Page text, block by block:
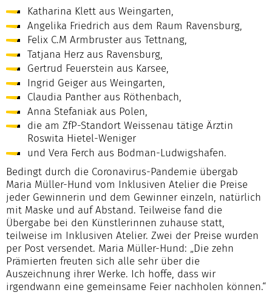
Katharina Klett aus Weingarten,
Angelika Friedrich aus dem Raum Ravensburg,
Felix C.M Armbruster aus Tettnang,
Tatjana Herz aus Ravensburg,
Gertrud Feuerstein aus Karsee,
Ingrid Geiger aus Weingarten,
Claudia Panther aus Röthenbach,
Anna Stefaniak aus Polen,
die am ZfP-Standort Weissenau tätige Ärztin
Roswita Hietel-Weniger
und Vera Ferch aus Bodman-Ludwigshafen.
Bedingt durch die Coronavirus-Pandemie übergab
Maria Müller-Hund vom Inklusiven Atelier die Preise
jeder Gewinnerin und dem Gewinner einzeln, natürlich
mit Maske und auf Abstand. Teilweise fand die
Übergabe bei den Künstlerinnen zuhause statt,
teilweise im Inklusiven Atelier. Zwei der Preise wurden
per Post versendet. Maria Müller-Hund: „Die zehn
Prämierten freuten sich alle sehr über die
Auszeichnung ihrer Werke. Ich hoffe, dass wir
irgendwann eine gemeinsame Feier nachholen können.“